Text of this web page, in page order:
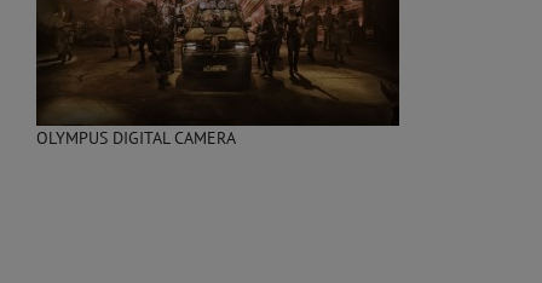
OLYMPUS DIGITAL CAMERA